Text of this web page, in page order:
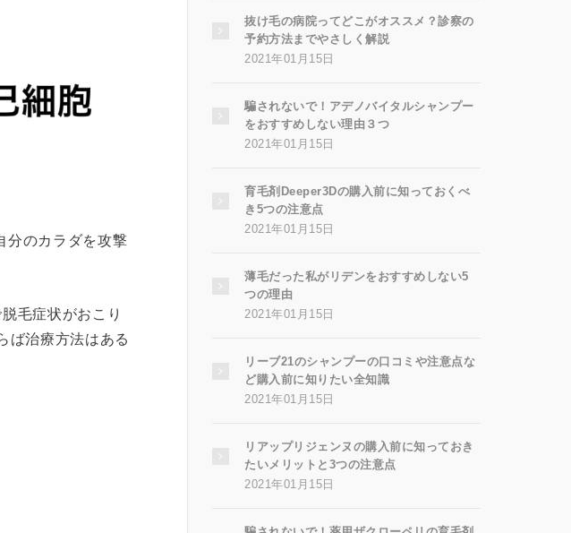
分のカラダを攻撃
毛症状がおこり
ば治療方法はある
抜け毛の病院ってどこがオススメ？診察の
予約方法までやさしく解説
2021年01月15日
騙されないで！アデノバイタルシャンプー
をおすすめしない理由３つ
2021年01月15日
育毛剤Deeper3Dの購入前に知っておくべ
き5つの注意点
2021年01月15日
薄毛だった私がリデンをおすすめしない5
つの理由
2021年01月15日
リーブ21のシャンプーの口コミや注意点な
ど購入前に知りたい全知識
2021年01月15日
リアップリジェンヌの購入前に知っておき
たいメリットと3つの注意点
2021年01月15日